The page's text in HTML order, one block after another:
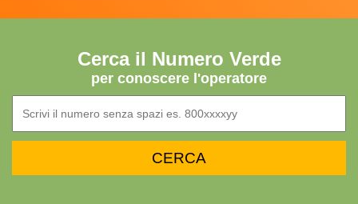
Cerca il Numero Verde
per conoscere l'operatore